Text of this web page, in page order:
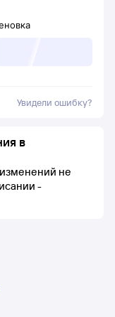
Увидели ошибку?
в
не
-